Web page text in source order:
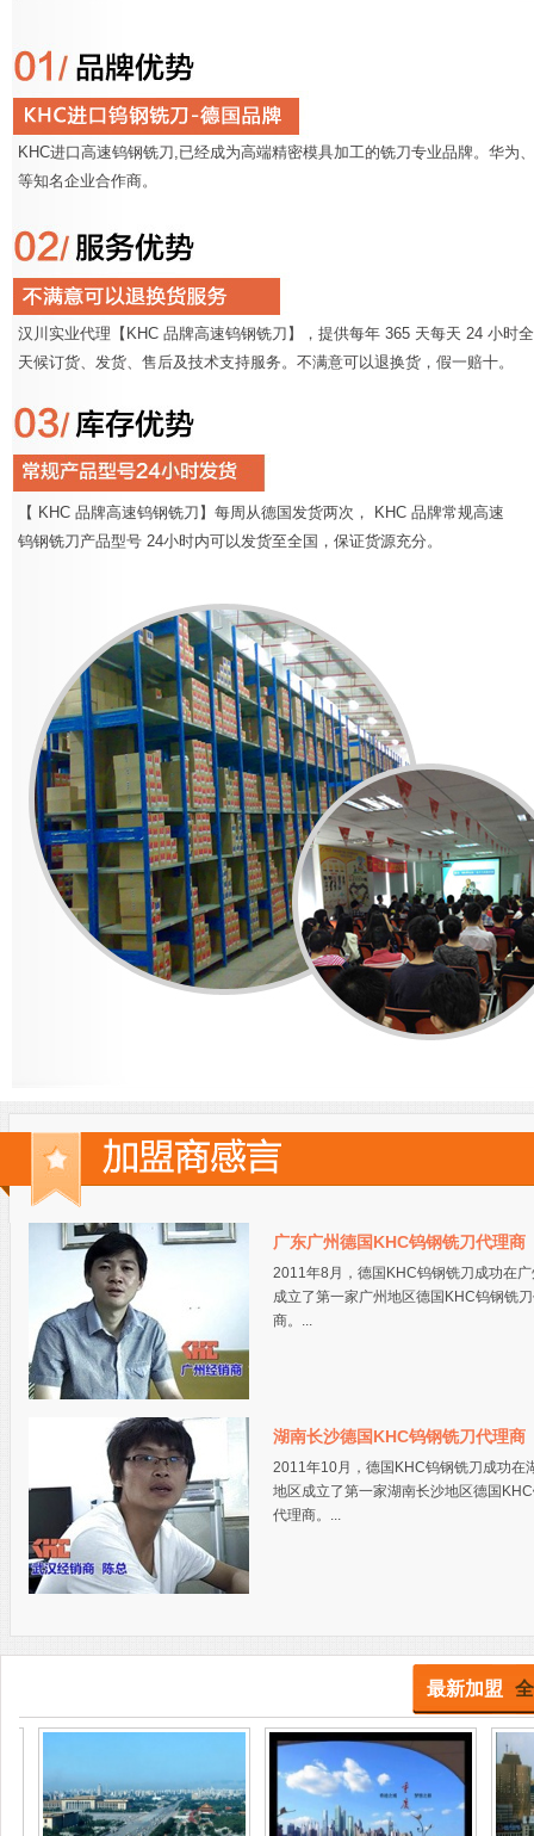
KHC进口高速钨钢铣刀,已经成为高端精密模具加工的铣刀专业品牌。华为
等知名企业合作商。
汉川实业代理【KHC 品牌高速钨钢铣刀】，提供每年 365 天每天 24 小时全
天候订货、发货、售后及技术支持服务。不满意可以退换货，假一赔十。
【 KHC 品牌高速钨钢铣刀】每周从德国发货两次， KHC 品牌常规高速
钨钢铣刀产品型号 24小时内可以发货至全国，保证货源充分。
广东广州德国KHC钨钢铣刀代理商
2011年8月，德国KHC钨钢铣刀成功在
成立了第一家广州地区德国KHC钨钢铣
商。...
湖南长沙德国KHC钨钢铣刀代理商
2011年10月，德国KHC钨钢铣刀成功在
地区成立了第一家湖南长沙地区德国
代理商。...
最新加盟